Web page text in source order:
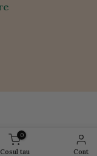
0
Cosul tau Cont